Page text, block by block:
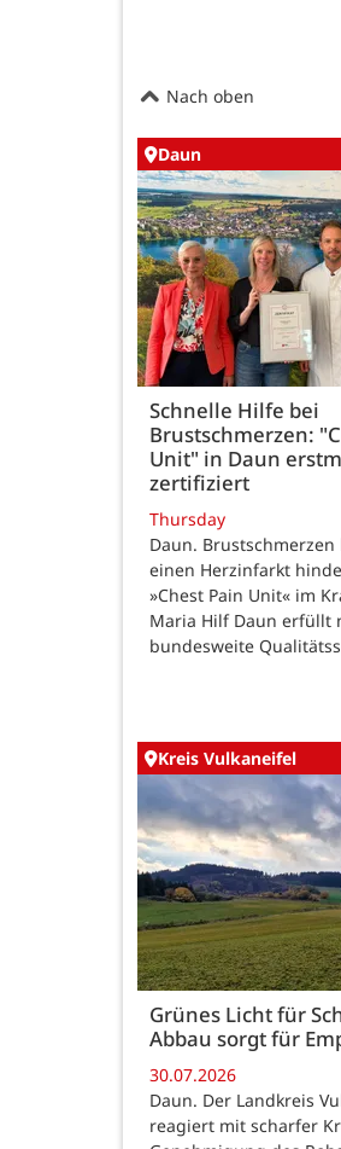
Nach oben
Daun
Schnelle Hilfe bei
Brustschmerzen:
Unit" in Daun
zertifiziert
Thursday
Daun.
einen Herzinfarkt
»Chest Pain Unit« im
Maria Hilf Daun erfüllt
bundesweite
Kreis Vulkaneifel
Grünes Licht für
Abbau sorgt für
30.07.2026
Daun. Der Landkreis
reagiert mit scharfer